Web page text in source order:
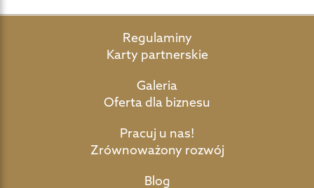
Regulaminy
Karty partnerskie
Galeria
Oferta dla biznesu
Pracuj u nas!
Zrównoważony rozwój
Blog